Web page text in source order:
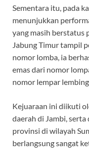
Sementara itu, pada
menunjukkan
yang masih berstatus
Jabung Timur tampil
nomor lomba, ia
emas dari nomor
nomor lempar
Kejuaraan ini diikuti
daerah di Jambi,
provinsi di wilayah
berlangsung sangat